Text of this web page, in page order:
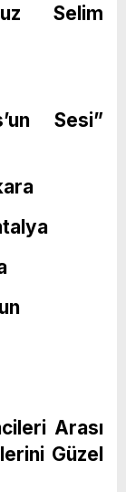
Selim
Sesi”
Arası
Güzel